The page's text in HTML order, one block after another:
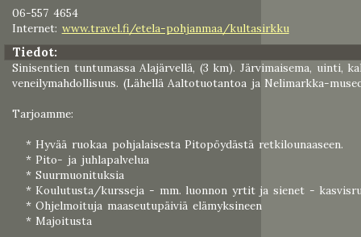
06-557 4654
Internet: www.travel.fi/etela-pohjanmaa/kultasirkku
Tiedot:
Sinisentien tuntumassa Alajärvellä, (3 km). Järvimaisema, uinti,
veneilymahdollisuus. (Lähellä Aaltotuotantoa ja Nelimarkka-
Tarjoamme:
* Hyvää ruokaa pohjalaisesta Pitopöydästä retkilounaaseen.
* Pito- ja juhlapalvelua
* Suurmuonituksia
* Koulutusta/kursseja - mm. luonnon yrtit ja sienet -
* Ohjelmoituja maaseutupäiviä elämyksineen
* Majoitusta